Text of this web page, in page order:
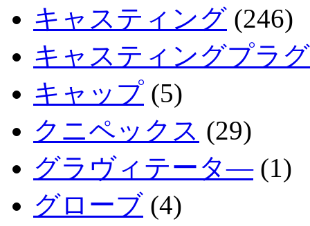
キャスティング (246)
キャスティングプラ
キャップ (5)
クニペックス (29)
グラヴィテータ―(1)
グローブ (4)